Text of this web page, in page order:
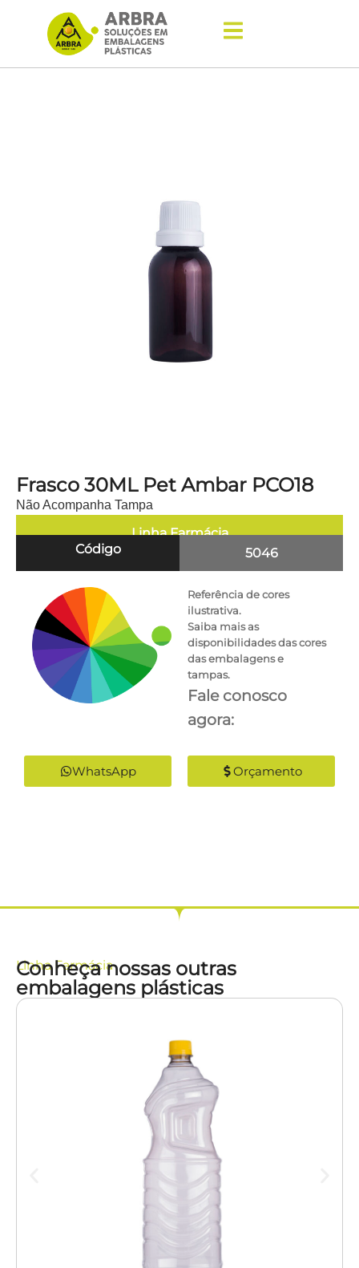
Frasco 30ML Pet Ambar PCO18
Não Acompanha Tampa
Linha Farmácia
Código
5046
Referência de cores
ilustrativa.
Saiba mais as
disponibilidades das cores
das embalagens e
tampas.
Fale conosco
agora:
WhatsApp Orçamento
LinhaFarmácia
Conheça nossas outras
embalagens plásticas